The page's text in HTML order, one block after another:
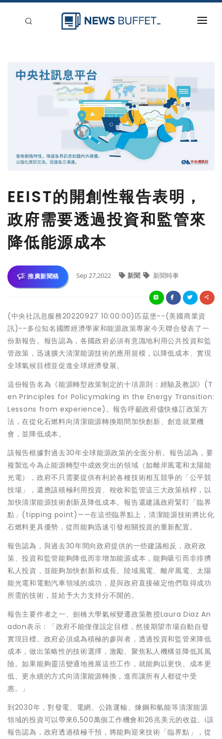
EEIST的開創性報告表明，
政府需要透過投資和監管來
降低能源成本
推廣新聞稿 Sep 27,2022 新聞 新聞時事
(中央社訊息服務20220927 10:00:00)匹茲堡--(美國商業資
訊)--多位知名國際經濟學家和能源政策專家今天聯合發表了一
份新報告。報告認為，各國政府必須有意識地利用公共投資和監
管政策，迅速擴大清潔能源技術的應用規模，以降低成本、實現
全球氣候目標並促進全球經濟發展。
這份報告名為《能源轉型政策制定的十項原則：經驗及教訓》(T
en Principles for Policymaking in the Energy Transition:
Lessons from experience)。報告呼籲政府儘快修訂政策方
法，在從化石燃料向清潔能源轉換期間加快創新、創造就業機
會，並降低成本。
該報告根據對過去30年全球能源政策的全面分析。報告認為，要
複製迄今為止能源轉型中成效突出的領域（如離岸風電和太陽能
光電），政府不只需要提供有利於各種技術相互競爭的「公平競
技場」，還應該積極利用投資、稅收和監管這三大政策槓桿，以
加快清潔能源技術創新及降低成本。報告還建議政府緊盯「臨界
點」(tipping point)——在這些臨界點上，清潔能源技術將比化
石燃料更具優勢，從而能夠迅速引發相關投資的重新配置。
報告認為，與過去30年間向政府提供的一些建議相反，政府政
策、投資和監管能夠降低而非增加能源成本，能夠吸引而非排擠
私人投資，並能夠加快創新和成長。陸域風電、離岸風電、太陽
能光電和電動汽車領域的成功，是與政府直接確定他們取得成功
所需的技術，並給予大力支持分不開的。
報告主要作者之一、劍橋大學氣候變遷政策教授Laura Diaz An
adon表示：「政府不能僅僅設定目標，然後期望市場自動自發
實現目標。政府必須成為積極的參與者，透過投資和監管來降低
成本，做出策略性的技術選擇，激勵、聚焦私人機構並降低其風
險。如果能夠靈活變通地推展這些工作，就能夠以更快、成本更
低、更永續的方式向清潔能源轉換，進而讓所有人都從中受
惠。」
到2030年，對發電、電網、公路運輸、煉鋼和氫能等清潔能源
領域的投資可以帶來6,500萬個工作機會和26兆美元的收益。i該
報告認為，政府透過積極干預，將能夠迎來技術「臨界點」，從